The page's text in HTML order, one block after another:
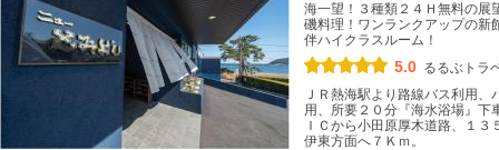
海一望！３種類２４Ｈ無料の展
磯料理！ワンランクアップの新
伴ハイクラスルーム！
5.0 るるぶトラ
ＪＲ熱海駅より路線バス利用
用、所要２０分『海水浴場』下
ＩＣから小田原厚木道路、１
伊東方面へ７Ｋｍ。